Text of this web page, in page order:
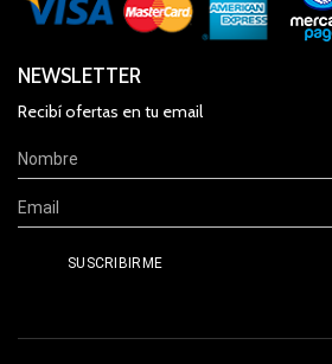
NEWSLETTER
Recibí ofertas en tu email